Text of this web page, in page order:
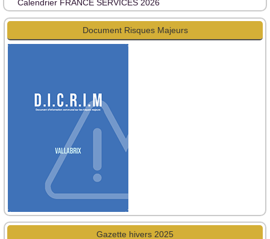
Calendrier FRANCE SERVICES 2026
Document Risques Majeurs
Gazette hivers 2025